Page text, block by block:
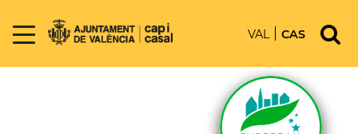
VAL CAS